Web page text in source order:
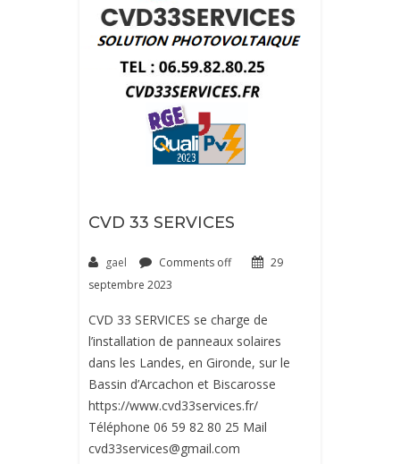
CVD 33 SERVICES
gael Comments off
29
septembre 2023
CVD 33 SERVICES se charge de
l’installation de panneaux solaires
dans les Landes, en Gironde, sur le
Bassin d’Arcachon et Biscarosse
https://www.cvd33services.fr/
Téléphone 06 59 82 80 25 Mail
cvd33services@gmail.com